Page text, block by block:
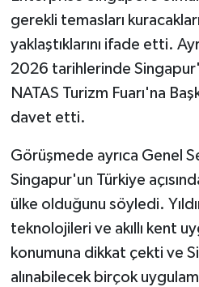
gerekli temasları
yaklaştıklarını ifade etti.
2026 tarihlerinde
NATAS Turizm Fuarı'na
davet etti.
Görüşmede ayrıca Genel
Singapur'un Türkiye
ülke olduğunu söyledi.
teknolojileri ve akıllı kent
konumuna dikkat çekti ve
alınabilecek birçok